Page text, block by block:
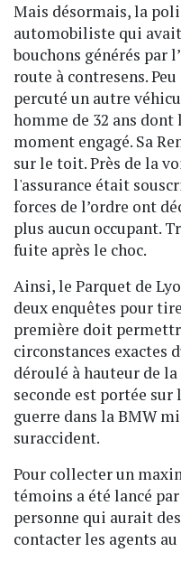
Mais désormais, la
automobiliste qui
bouchons générés par
route à contresens.
percuté un autre
homme de 32 ans
moment engagé. Sa
sur le toit. Près de la
l'assurance était
forces de l’ordre ont
plus aucun occupant.
fuite après le choc.
Ainsi, le Parquet de
deux enquêtes pour
première doit
circonstances exactes
déroulé à hauteur de
seconde est portée sur
guerre dans la BMW
suraccident.
Pour collecter un
témoins a été lancé
personne qui aurait
contacter les agents au